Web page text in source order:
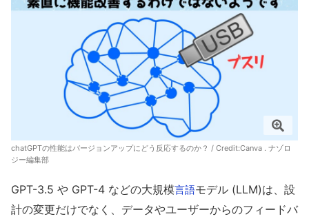
chatGPTの性能はバージョンアップにどう反応するのか？ / Credit:Canva . ナゾロ
ジー編集部
GPT-3.5 や GPT-4 などの大規模言語モデル (LLM)は、設
計の変更だけでなく、データやユーザーからのフィードバ